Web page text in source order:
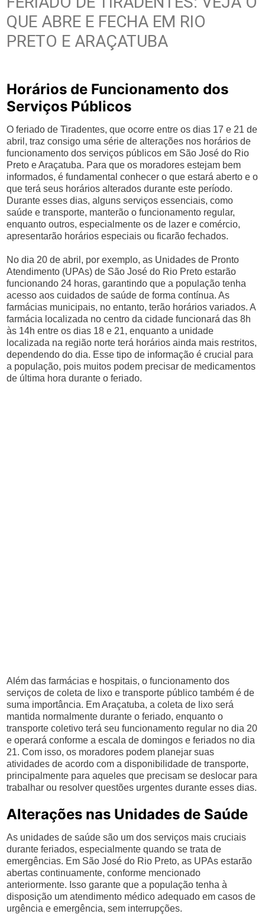
QUE ABRE E FECHA EM RIO
PRETO E ARAÇATUBA
Horários de Funcionamento dos
Serviços Públicos
O feriado de Tiradentes, que ocorre entre os dias 17 e 21 de
abril, traz consigo uma série de alterações nos horários de
funcionamento dos serviços públicos em São José do Rio
Preto e Araçatuba. Para que os moradores estejam bem
informados, é fundamental conhecer o que estará aberto e o
que terá seus horários alterados durante este período.
Durante esses dias, alguns serviços essenciais, como
saúde e transporte, manterão o funcionamento regular,
enquanto outros, especialmente os de lazer e comércio,
apresentarão horários especiais ou ficarão fechados.
No dia 20 de abril, por exemplo, as Unidades de Pronto
Atendimento (UPAs) de São José do Rio Preto estarão
funcionando 24 horas, garantindo que a população tenha
acesso aos cuidados de saúde de forma contínua. As
farmácias municipais, no entanto, terão horários variados. A
farmácia localizada no centro da cidade funcionará das 8h
às 14h entre os dias 18 e 21, enquanto a unidade
localizada na região norte terá horários ainda mais restritos,
dependendo do dia. Esse tipo de informação é crucial para
a população, pois muitos podem precisar de medicamentos
de última hora durante o feriado.
Além das farmácias e hospitais, o funcionamento dos
serviços de coleta de lixo e transporte público também é de
suma importância. Em Araçatuba, a coleta de lixo será
mantida normalmente durante o feriado, enquanto o
transporte coletivo terá seu funcionamento regular no dia 20
e operará conforme a escala de domingos e feriados no dia
21. Com isso, os moradores podem planejar suas
atividades de acordo com a disponibilidade de transporte,
principalmente para aqueles que precisam se deslocar para
trabalhar ou resolver questões urgentes durante esses dias.
Alterações nas Unidades de Saúde
As unidades de saúde são um dos serviços mais cruciais
durante feriados, especialmente quando se trata de
emergências. Em São José do Rio Preto, as UPAs estarão
abertas continuamente, conforme mencionado
anteriormente. Isso garante que a população tenha à
disposição um atendimento médico adequado em casos de
urgência e emergência, sem interrupções.